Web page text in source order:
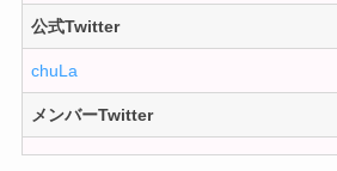
公式Twitter
chuLa
メンバーTwitter